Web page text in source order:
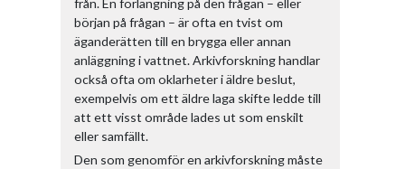
början på frågan – är ofta en tvist om
äganderätten till en brygga eller annan
anläggning i vattnet. Arkivforskning handlar
också ofta om oklarheter i äldre beslut,
exempelvis om ett äldre laga skifte ledde till
att ett visst område lades ut som enskilt
eller samfällt.
Den som genomför en arkivforskning måste